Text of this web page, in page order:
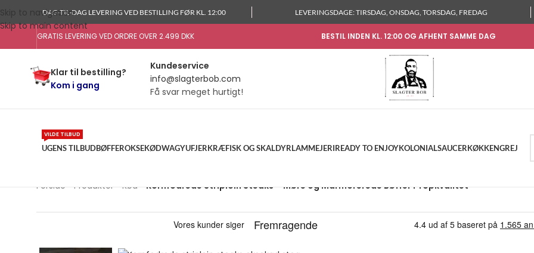
Skip to navigation
Skip to main content
DAG-TIL-DAG LEVERING VED BESTILLING FØR KL. 12:00 LEVERINGSDAGE: TIRSDAG, ONSDAG, TORSDAG, FREDAG
GRATIS LEVERING VED ORDRE OVER 2.499 DKK BESTIL INDEN KL. 12:00 OG AFHENT SAMME DAG
Klar til bestilling?
Kom i gang
Kundeservice
info@slagterbob.com
Få svar meget hurtigt!
UGENS TILBUD
VILDE TILBUD
BØFFEROKSEKØDWAGYUFJERKRÆFISK OG SKALDYRLAMMEJERIREADY TO ENJOYKOLONIALSAUCERKØKKENGREJ
Forside Produkter Kød Kornfodrede Striploin Steaks – Møre og Marmorerede Bøffer i Topkvalitet